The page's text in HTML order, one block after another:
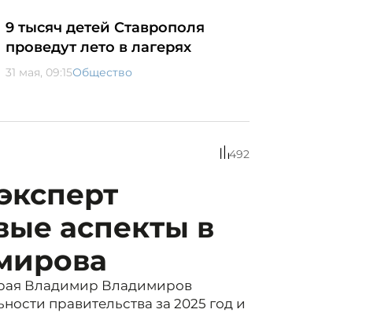
9 тысяч детей Ставрополя
проведут лето в лагерях
31 мая, 09:15Общество
492
аспекты в
Владимир Владимиров
правительства за 2025 год и